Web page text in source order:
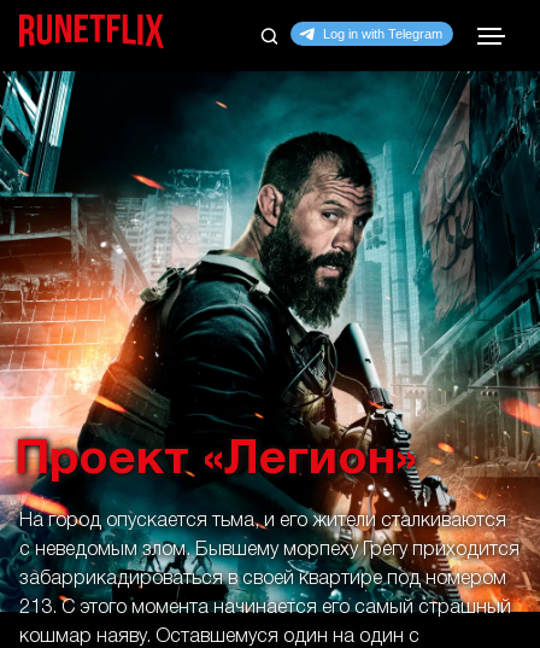
Проект «Легион»
На город опускается тьма, и его жители сталкиваются
с неведомым злом. Бывшему морпеху Грегу приходится
забаррикадироваться в своей квартире под номером
213. С этого момента начинается его самый страшный
кошмар наяву. Оставшемуся один на один с